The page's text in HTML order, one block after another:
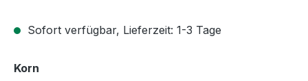
Sofort verfügbar, Lieferzeit: 1-3 Tage
Korn